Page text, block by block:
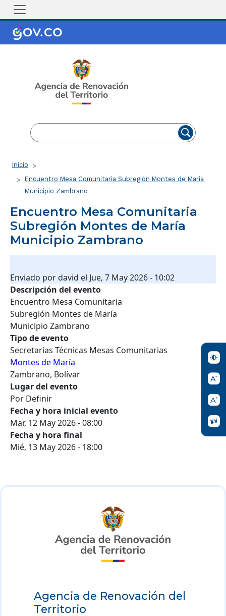
Pasar al contenido principal
Ruta de navegación
Inicio
Encuentro Mesa Comunitaria Subregión Montes de María
Municipio Zambrano
Encuentro Mesa Comunitaria
Subregión Montes de María
Municipio Zambrano
Enviado pordavid el Jue, 7 May 2026 - 10:02
Descripción del evento
Encuentro Mesa Comunitaria
Subregión Montes de María
Municipio Zambrano
Tipo de evento
Secretarías Técnicas Mesas Comunitarias
Montes de María
Zambrano, Bolívar
Lugar del evento
Por Definir
Fecha y hora inicial evento
Mar, 12 May 2026 - 08:00
Fecha y hora final
Mié, 13 May 2026 - 18:00
Agencia de Renovación del
Territorio